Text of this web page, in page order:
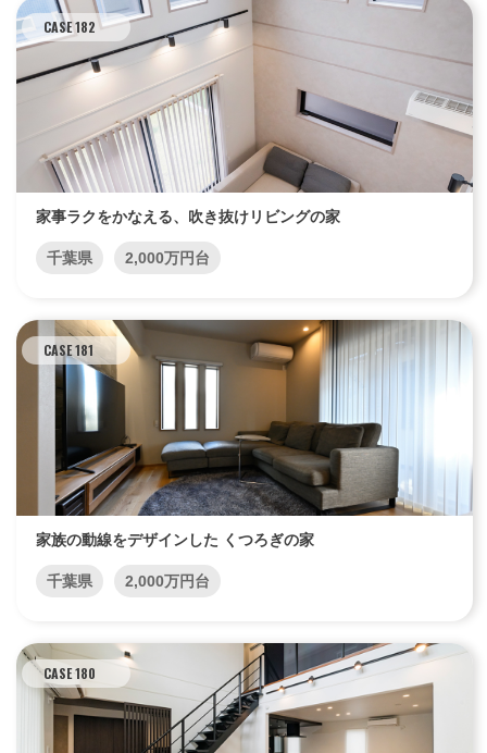
CASE 182
家事ラクをかなえる、吹き抜けリビングの家
千葉県 2,000万円台
CASE 181
家族の動線をデザインした くつろぎの家
千葉県 2,000万円台
CASE 180